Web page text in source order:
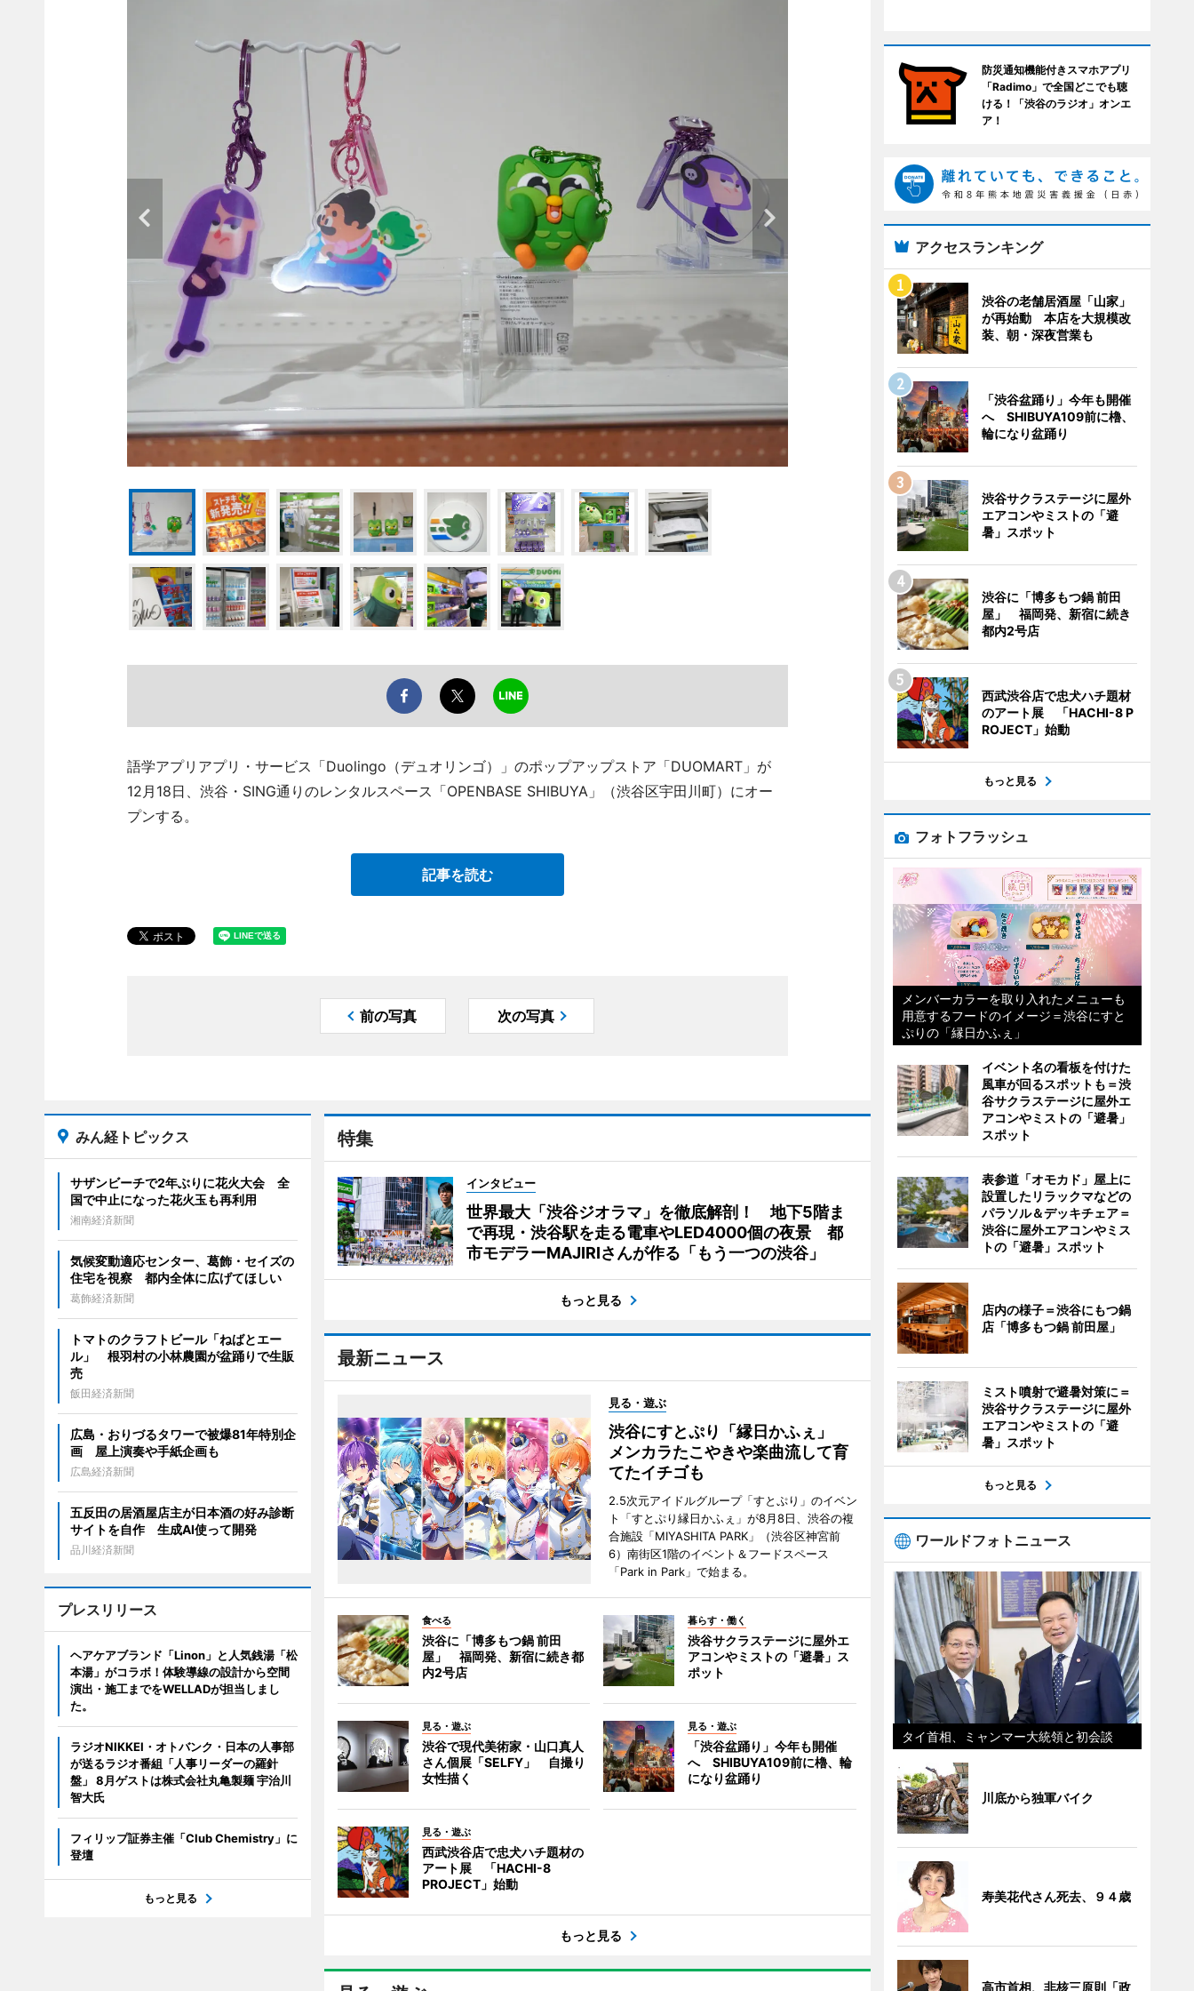
語学アプリアプリ・サービス「Duolingo（デュオリンゴ）」のポップアップストア「DUOMART」が
12月18日、渋谷・SING通りのレンタルスペース「OPENBASE SHIBUYA」（渋谷区宇田川町）にオー
プンする。
記事を読む
前の写真 次の写真
特集
インタビュー
世界最大「渋谷ジオラマ」を徹底解剖！ 地下5階ま
で再現・渋谷駅を走る電車やLED4000個の夜景 都
市モデラーMAJIRIさんが作る「もう一つの渋谷」
もっと見る
最新ニュース
見る・遊ぶ
渋谷にすとぷり「縁日かふぇ」
メンカラたこやきや楽曲流して育
てたイチゴも
2.5次元アイドルグループ「すとぷり」のイベン
ト「すとぷり縁日かふぇ」が8月8日、渋谷の複
合施設「MIYASHITA PARK」（渋谷区神宮前
6）南街区1階のイベント＆フードスペース
「Park in Park」で始まる。
食べる
渋谷に「博多もつ鍋 前田
屋」 福岡発、新宿に続き都
内2号店
暮らす・働く
渋谷サクラステージに屋外エ
アコンやミストの「避暑」ス
ポット
見る・遊ぶ
渋谷で現代美術家・山口真人
さん個展「SELFY」 自撮り
女性描く
見る・遊ぶ
「渋谷盆踊り」今年も開催
へ SHIBUYA109前に櫓、輪
になり盆踊り
見る・遊ぶ
西武渋谷店で忠犬ハチ題材の
アート展 「HACHI-8
PROJECT」始動
もっと見る
みん経トピックス
サザンビーチで2年ぶりに花火大会 全
国で中止になった花火玉も再利用
湘南経済新聞
気候変動適応センター、葛飾・セイズの
住宅を視察 都内全体に広げてほしい
葛飾経済新聞
トマトのクラフトビール「ねばとエー
ル」 根羽村の小林農園が盆踊りで生販
売
飯田経済新聞
広島・おりづるタワーで被爆81年特別企
画 屋上演奏や手紙企画も
広島経済新聞
五反田の居酒屋店主が日本酒の好み診断
サイトを自作 生成AI使って開発
品川経済新聞
プレスリリース
ヘアケアブランド「Linon」と人気銭湯「松
本湯」がコラボ！体験導線の設計から空間
演出・施工までをWELLADが担当しまし
た。
ラジオNIKKEI・オトバンク・日本の人事部
が送るラジオ番組「人事リーダーの羅針
盤」 8月ゲストは株式会社丸亀製麺 宇治川
智大氏
フィリップ証券主催「Club Chemistry」に
登壇
もっと見る
防災通知機能付きスマホアプリ
「Radimo」で全国どこでも聴
ける！「渋谷のラジオ」オンエ
ア！
アクセスランキング
渋谷の老舗居酒屋「山家」
が再始動 本店を大規模改
装、朝・深夜営業も
「渋谷盆踊り」今年も開催
へ SHIBUYA109前に櫓、
輪になり盆踊り
渋谷サクラステージに屋外
エアコンやミストの「避
暑」スポット
渋谷に「博多もつ鍋 前田
屋」 福岡発、新宿に続き
都内2号店
西武渋谷店で忠犬ハチ題材
のアート展 「HACHI-8 P
ROJECT」始動
もっと見る
フォトフラッシュ
メンバーカラーを取り入れたメニューも
用意するフードのイメージ＝渋谷にすと
ぷりの「縁日かふぇ」
イベント名の看板を付けた
風車が回るスポットも＝渋
谷サクラステージに屋外エ
アコンやミストの「避暑」
スポット
表参道「オモカド」屋上に
設置したリラックマなどの
パラソル＆デッキチェア＝
渋谷に屋外エアコンやミス
トの「避暑」スポット
店内の様子＝渋谷にもつ鍋
店「博多もつ鍋 前田屋」
ミスト噴射で避暑対策に＝
渋谷サクラステージに屋外
エアコンやミストの「避
暑」スポット
もっと見る
ワールドフォトニュース
タイ首相、ミャンマー大統領と初会談
川底から独軍バイク
寿美花代さん死去、９４歳
高市首相、非核三原則「政